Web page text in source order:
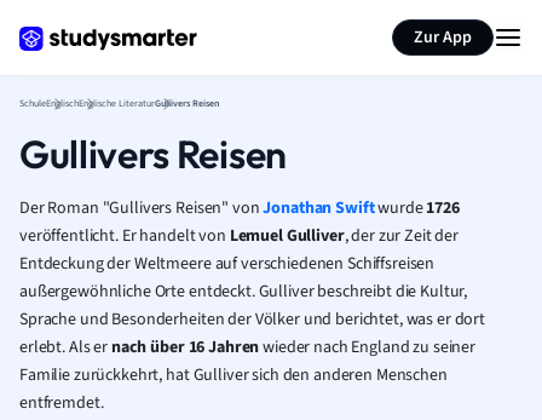
Zur App
SchuleEnglischEnglische LiteraturGullivers Reisen
Gullivers Reisen
Der Roman "Gullivers Reisen" vonJonathan Swiftwurde1726
veröffentlicht. Er handelt von Lemuel Gulliver, der zur Zeit der
Entdeckung der Weltmeere auf verschiedenen Schiffsreisen
außergewöhnliche Orte entdeckt. Gulliver beschreibt die Kultur,
Sprache und Besonderheiten der Völker und berichtet, was er dort
erlebt. Als er nach über 16 Jahrenwieder nach England zu seiner
Familie zurückkehrt, hat Gulliver sich den anderen Menschen
entfremdet.
Seite zusammenfassen